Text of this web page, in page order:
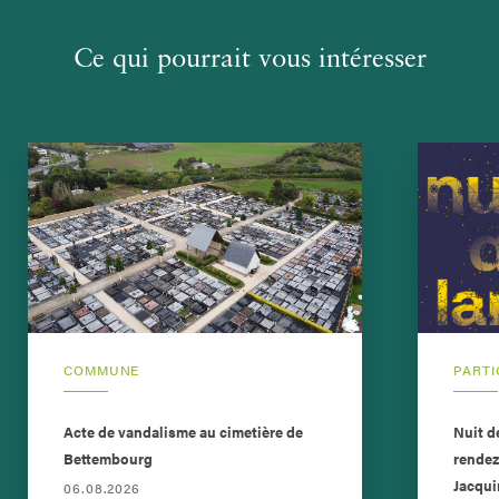
Ce qui pourrait vous intéresser
COMMUNE
Acte de vandalisme au cimetière de
Bettembourg
06.08.2026
Nuit